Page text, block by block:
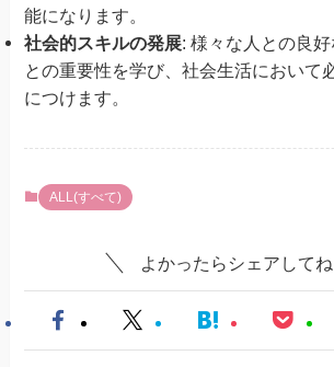
能になります。
社会的スキルの発展: 様々な人との良
との重要性を学び、社会生活において
につけます。
ALL(すべて)
よかったらシェアしてね